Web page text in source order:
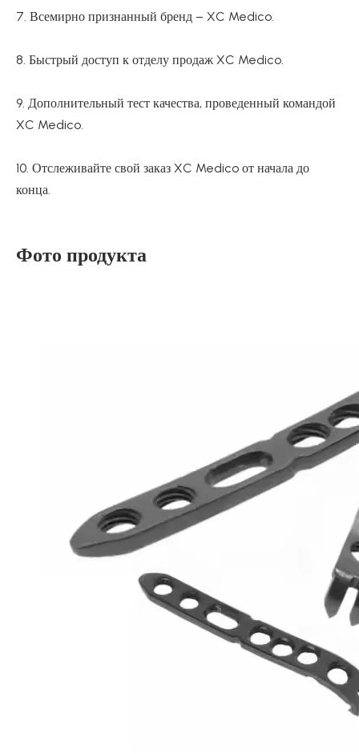
7. Всемирно признанный бренд – XC Medico.
8. Быстрый доступ к отделу продаж XC Medico.
9. Дополнительный тест качества, проведенный командой
XC Medico.
10. Отслеживайте свой заказ XC Medico от начала до
конца.
Фото продукта